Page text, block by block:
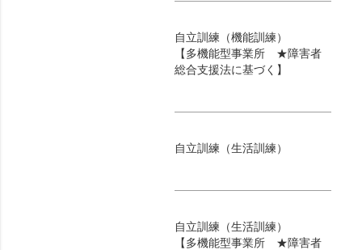
自立訓練（機能訓練）
【多機能型事業所 ★障害者
総合支援法に基づく】
自立訓練（生活訓練）
自立訓練（生活訓練）
【多機能型事業所 ★障害者